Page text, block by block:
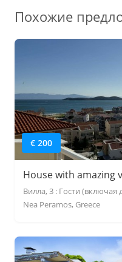
Похожие
€ 200
House with amazing
Вилла, 3 : Гости (включая
Nea Peramos, Greece